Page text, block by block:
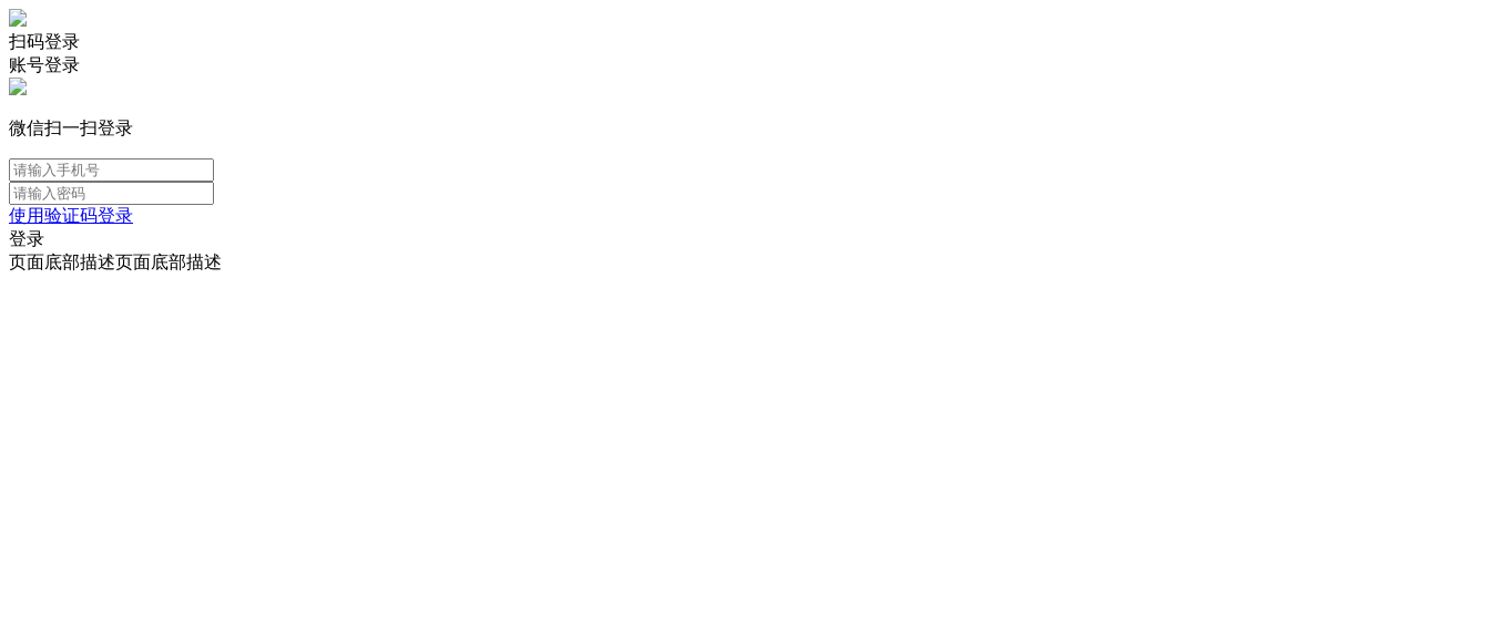
扫码登录
账号登录
微信扫一扫登录
使用验证码登录
登录
页面底部描述页面底部描述